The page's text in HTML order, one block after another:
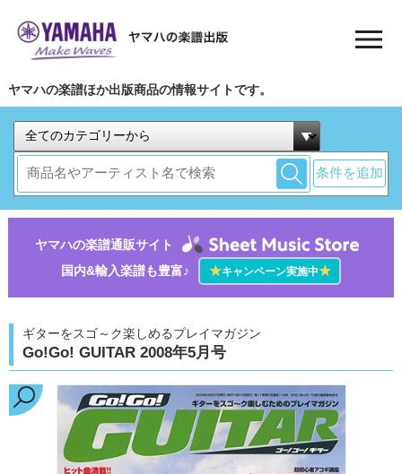
ヤマハの楽譜ほか出版商品の情報サイトです。
条件を追加
ヤマハの楽譜通販サイト
国内&輸入楽譜も豊富♪
★キャンペーン実施中★
ギターをスゴ～ク楽しめるプレイマガジン
Go!Go! GUITAR 2008年5月号